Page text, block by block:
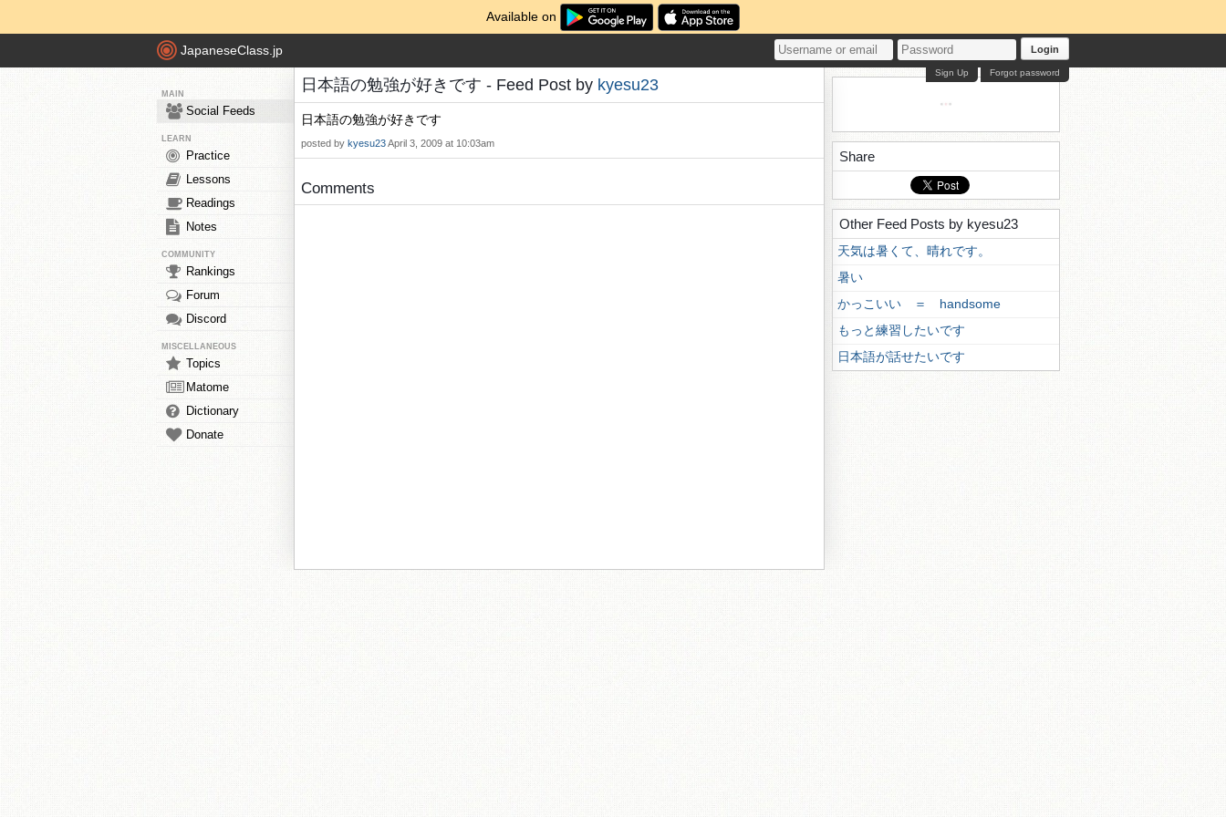
Available on
JapaneseClass.jp Login
Forgot password
Sign Up
MAIN
Social Feeds
LEARN
Practice
Lessons
Readings
Notes
COMMUNITY
Rankings
Forum
Discord
MISCELLANEOUS
Topics
Matome
Dictionary
Donate
日本語の勉強が好きです - Feed Post by kyesu23
日本語の勉強が好きです
posted by kyesu23April 3, 2009 at 10:03am
Comments
Share
Other Feed Posts by kyesu23
天気は暑くて、晴れです。
暑い
かっこいい ＝ handsome
もっと練習したいです
日本語が話せたいです